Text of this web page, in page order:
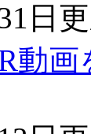
日
動